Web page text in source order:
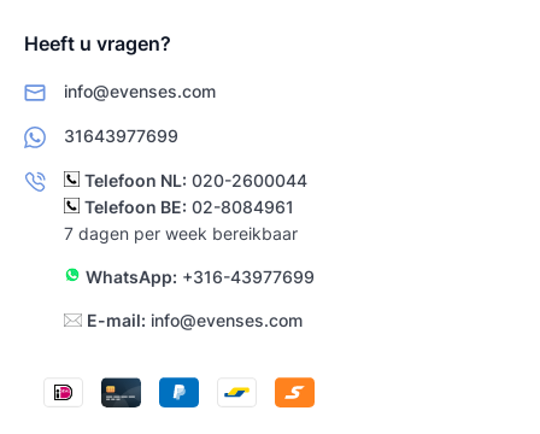
Heeft u vragen?
info@evenses.com
31643977699
Telefoon NL: 020-2600044
Telefoon BE: 02-8084961
7 dagen per week bereikbaar
WhatsApp: +316-43977699
E-mail: info@evenses.com